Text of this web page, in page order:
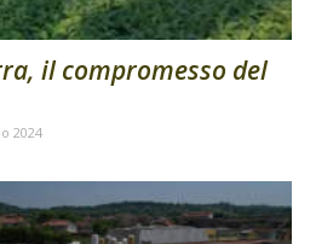
il compromesso del
2024